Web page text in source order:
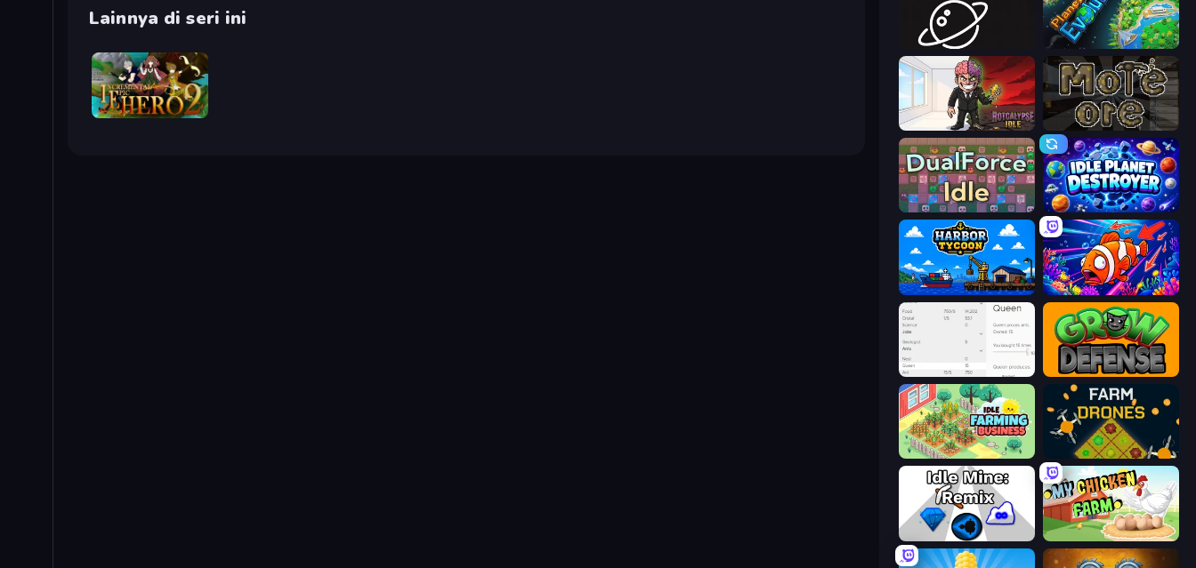
Lainnya di seri ini
Incremental Epic Hero 2
Space Company Planet Evolution: Idle Clicker
Rotcalypse: Idle Incremental More Ore
DualForce Idle Idle Planet Destroyer
Harbor Tycoon Fish Catch Idle
Idle Ants Grow Defense
Idle Farming Business Farm Drones
Idle Mine: Remix My Chicken Farm